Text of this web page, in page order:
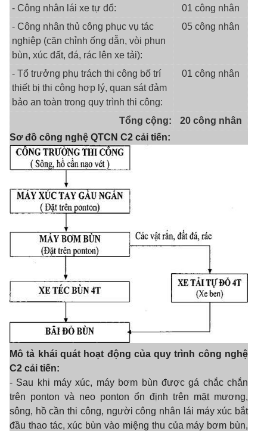
- Công nhân lái xe tự đổ:
01 công nhân
- Công nhân thủ công phục vụ tác
nghiệp (căn chỉnh ống dẫn, vòi phun
bùn, xúc đất, đá, rác lên xe tải):
05 công nhân
- Tổ trưởng phụ trách thi công bố trí
thiết bị thi công hợp lý, quan sát đảm
bảo an toàn trong quy trình thi công:
01 công nhân
Tổng cộng:
20 công nhân
Sơ đồ công nghệ QTCN C2 cải tiến:
Mô tả khái quát hoạt động của quy trình công nghệ
C2 cải tiến:
- Sau khi máy xúc, máy bơm bùn được gá chắc chắn
trên ponton và neo ponton ổn định trên mặt mương,
sông, hồ cần thi công, người công nhân lái máy xúc bắt
đầu thao tác, xúc bùn vào miệng thu của máy bơm bùn,